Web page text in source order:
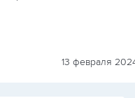
13 февраля